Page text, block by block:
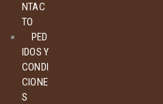
NTAC
TO
PED
IDOS Y
CONDI
CIONE
S